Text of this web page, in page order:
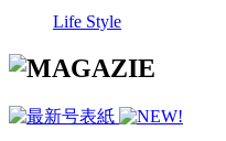
Life Style